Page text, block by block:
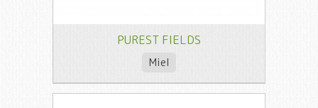
PUREST FIELDS
Miel